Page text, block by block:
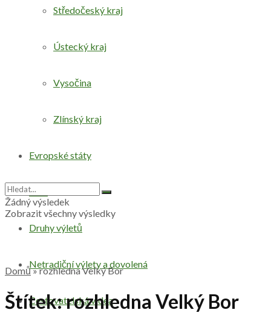
Středočeský kraj
Ústecký kraj
Vysočina
Zlínský kraj
Evropské státy
Svět
Druhy výletů
Netradiční výlety a dovolená
Cestovatelská videa
Žádný výsledek
Zobrazit všechny výsledky
Domů»rozhledna Velký Bor
Štítek:rozhledna Velký Bor